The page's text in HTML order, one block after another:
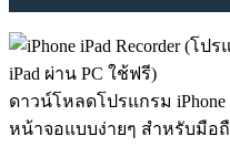
ดาวน์โหลดโปรแกรม iPhone
หน้าจอแบบง่ายๆ สำหรับมือ